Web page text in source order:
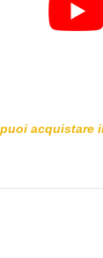
acquistare